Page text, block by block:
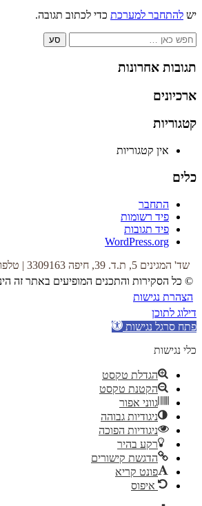
יש להתחבר למערכת כדי לכתוב תגובה.
Search
for:
תגובות אחרונות
ארכיונים
קטגוריות
אין קטגוריות
כלים
התחבר
פיד רשומות
פיד תגובות
WordPress.org
שד' המגינים 5, ת.ד. 39, חיפה 3309163 | טלפון: 04-8626555 | פקס: 04-8622996 |
© כל הסקירות והתכנים המופיעים באתר זה
הצהרת נגישות
דילוג לתוכן
פתח סרגל נגישות
כלי נגישות
הגדלת טקסט
הקטנת טקסט
גווני אפור
ניגודיות גבוהה
ניגודיות הפוכה
רקע בהיר
הדגשת קישורים
פונט קריא
איפוס